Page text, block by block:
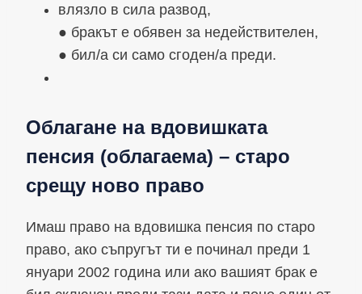
влязло в сила развод,
● бракът е обявен за недействителен,
● бил/а си само сгоден/а преди.
Облагане на вдовишката
пенсия (облагаема) – старо
срещу ново право
Имаш право на вдовишка пенсия по старо
право, ако съпругът ти е починал преди 1
януари 2002 година или ако вашият брак е